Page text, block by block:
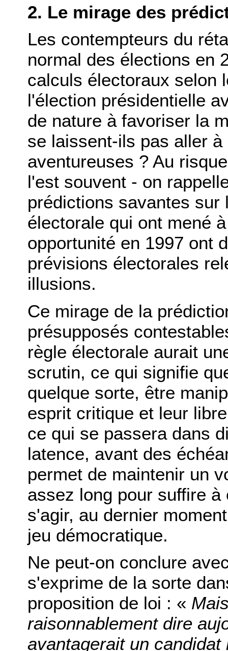
2. Le mirage des
Les contempteurs du
normal des élections en
calculs électoraux selon
l'élection présidentielle
de nature à favoriser la
se laissent-ils pas aller
aventureuses ? Au
l'est souvent - on
prédictions savantes sur
électorale qui ont mené
opportunité en 1997 ont
prévisions électorales
illusions.
Ce mirage de la
présupposés
règle électorale aurait
scrutin, ce qui signifie
quelque sorte, être
esprit critique et leur
ce qui se passera dans
latence, avant des
permet de maintenir un
assez long pour suffire
s'agir, au dernier
jeu démocratique.
Ne peut-on conclure
s'exprime de la sorte
proposition de loi : «
raisonnablement dire
avantagerait un